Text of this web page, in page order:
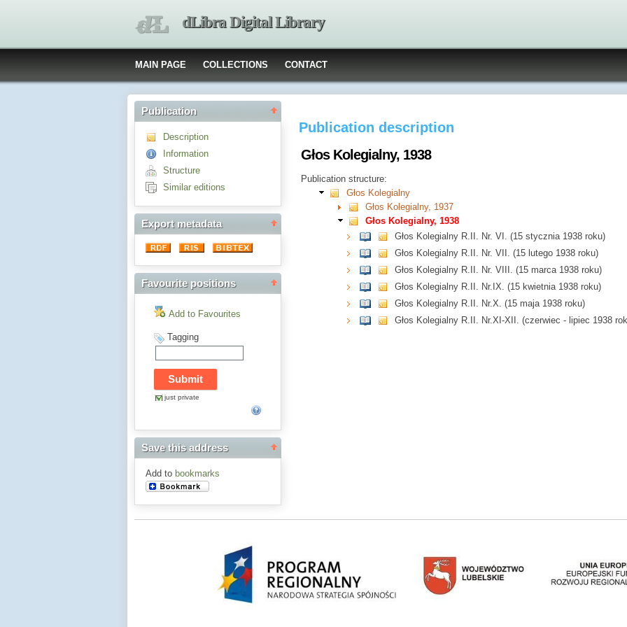
dLibra Digital Library
MAIN PAGE COLLECTIONS CONTACT
Publication
Description
Information
Structure
Similar editions
Export metadata
Favourite positions
Add to Favourites
Tagging
just private
Save this address
Add to bookmarks
Publication description
Głos Kolegialny, 1938
Publication structure:
Głos Kolegialny
Głos Kolegialny, 1937
Głos Kolegialny, 1938
Głos Kolegialny R.II. Nr. VI. (15 stycznia 1938 roku)
Głos Kolegialny R.II. Nr. VII. (15 lutego 1938 roku)
Głos Kolegialny R.II. Nr. VIII. (15 marca 1938 roku)
Głos Kolegialny R.II. Nr.IX. (15 kwietnia 1938 roku)
Głos Kolegialny R.II. Nr.X. (15 maja 1938 roku)
Głos Kolegialny R.II. Nr.XI-XII. (czerwiec - lipiec 1938